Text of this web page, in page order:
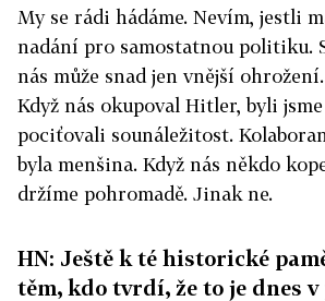
My se rádi hádáme. Nevím, jestli
nadání pro samostatnou politiku.
nás může snad jen vnější ohrožení.
Když nás okupoval Hitler, byli
pociťovali sounáležitost.
byla menšina. Když nás někdo
držíme pohromadě. Jinak ne.
HN: Ještě k té historické
těm, kdo tvrdí, že to je dnes